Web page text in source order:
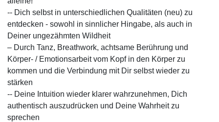
-- Dich selbst in unterschiedlichen Qualitäten (neu) zu
entdecken - sowohl in sinnlicher Hingabe, als auch in
Deiner ungezähmten Wildheit
– Durch Tanz, Breathwork, achtsame Berührung und
Körper- / Emotionsarbeit vom Kopf in den Körper zu
kommen und die Verbindung mit Dir selbst wieder zu
stärken
-- Deine Intuition wieder klarer wahrzunehmen, Dich
authentisch auszudrücken und Deine Wahrheit zu
sprechen